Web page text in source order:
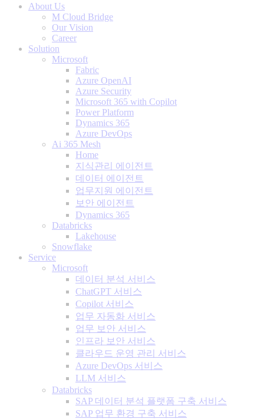
About Us
M Cloud Bridge
Our Vision
Career
Solution
Microsoft
Fabric
Azure OpenAI
Azure Security
Microsoft 365 with Copilot
Power Platform
Dynamics 365
Azure DevOps
Ai 365 Mesh
Home
지식관리 에이전트
데이터 에이전트
업무지원 에이전트
보안 에이전트
Dynamics 365
Databricks
Lakehouse
Snowflake
Service
Microsoft
데이터 분석 서비스
ChatGPT 서비스
Copilot 서비스
업무 자동화 서비스
업무 보안 서비스
인프라 보안 서비스
클라우드 운영 관리 서비스
Azure DevOps 서비스
LLM 서비스
Databricks
SAP 데이터 분석 플랫폼 구축 서비스
SAP 업무 환경 구축 서비스